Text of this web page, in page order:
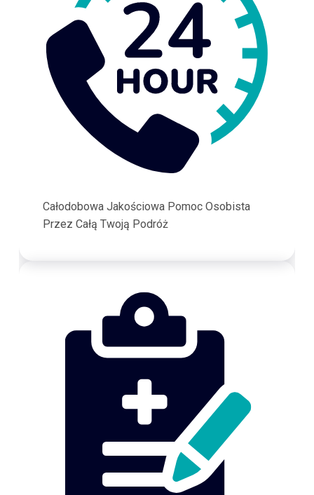
Całodobowa Jakościowa Pomoc Osobista
Przez Całą Twoją Podróż